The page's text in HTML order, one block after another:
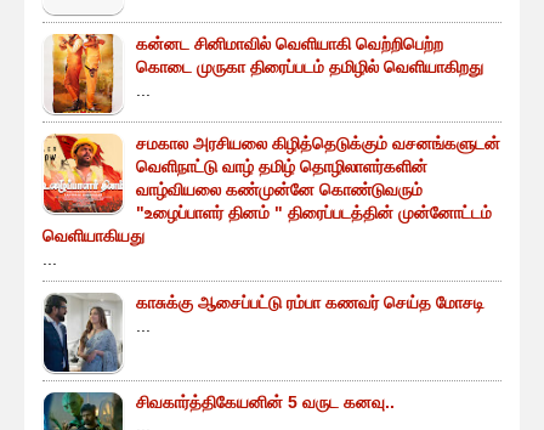
கன்னட சினிமாவில் வெளியாகி வெற்றிபெற்ற
கொடை முருகா திரைப்படம் தமிழில் வெளியாகிறது
சமகால அரசியலை கிழித்தெடுக்கும் வசனங்களுடன்
வெளிநாட்டு வாழ் தமிழ் தொழிலாளர்களின்
வாழ்வியலை கண்முன்னே கொண்டுவரும்
"உழைப்பாளர் தினம் " திரைப்படத்தின் முன்னோட்டம்
வெளியாகியது
காசுக்கு ஆசைப்பட்டு ரம்பா கணவர் செய்த மோசடி
சிவகார்த்திகேயனின் 5 வருட கனவு..